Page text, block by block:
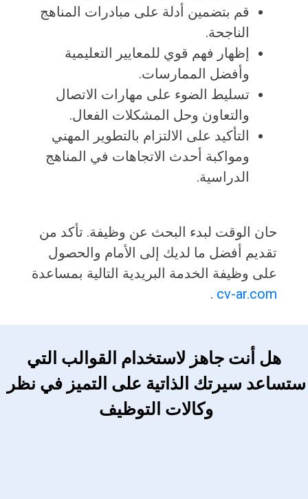
قم بتضمين أدلة على مبادرات المناهج
الناجحة.
إظهار فهم قوي للمعايير التعليمية
وأفضل الممارسات.
تسليط الضوء على مهارات الاتصال
والتعاون وحل المشكلات الفعال.
التأكيد على الالتزام بالتطوير المهني
ومواكبة أحدث الاتجاهات في المناهج
الدراسية.
حان الوقت لبدء البحث عن وظيفة. تأكد من
تقديم أفضل ما لديك إلى الأمام والحصول
على وظيفة الخدمة البريدية التالية بمساعدة
cv-ar.com
.
هل أنت جاهز لاستخدام القوالب التي
ستساعد سيرتك الذاتية على التميز في نظر
وكالات التوظيف